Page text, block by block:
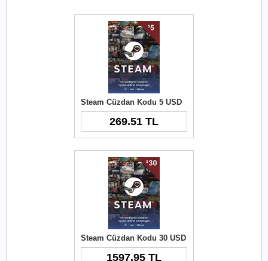
Steam Cüzdan Kodu 5 USD
269.51 TL
Steam Cüzdan Kodu 30 USD
1597.95 TL